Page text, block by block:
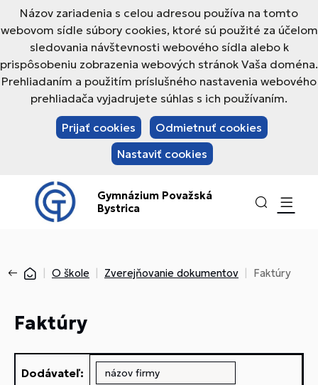
Názov zariadenia s celou adresou používa na tomto
webovom sídle súbory cookies, ktoré sú použité za účelom
sledovania návštevnosti webového sídla alebo k
prispôsobeniu zobrazenia webových stránok Vaša doména.
Prehliadaním a použitím príslušného nastavenia webového
prehliadača vyjadrujete súhlas s ich používaním.
Prijať cookies
Odmietnuť cookies
Nastaviť cookies
Gymnázium Považská
Bystrica
O škole Zverejňovanie dokumentov Faktúry
Faktúry
Dodávateľ: